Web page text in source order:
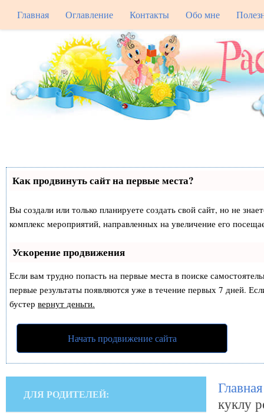
Главная Оглавление Контакты Обо мне
Как продвинуть сайт на первые места?
Вы создали или только планируете создать свой сайт, но не
комплекс мероприятий, направленных на увеличение его
Ускорение продвижения
Если вам трудно попасть на первые места в поиске
первые результаты появляются уже в течение первых 7 дней.
бустер вернут деньги.
Начать продвижение сайта
Главная
куклу
ДЛЯ РОДИТЕЛЕЙ: